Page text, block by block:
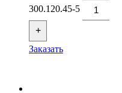
300.120.45-5
+
Заказать